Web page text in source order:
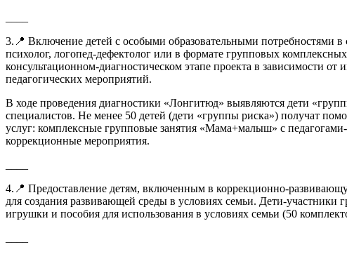
3.📍 Включение детей с особыми образовательными
психолог, логопед-дефектолог или в формате групповых
консультационном-диагностическом этапе проекта в зависимости
педагогических мероприятий.
В ходе проведения диагностики «Лонгитюд» выявляются дети
специалистов. Не менее 50 детей (дети «группы риска») получат
услуг: комплексные групповые занятия «Мама+малыш» с
коррекционные мероприятия.
4.📍 Предоставление детям, включенным в коррекционно-
для создания развивающей среды в условиях семьи. Дети-
игрушки и пособия для использования в условиях семьи (50